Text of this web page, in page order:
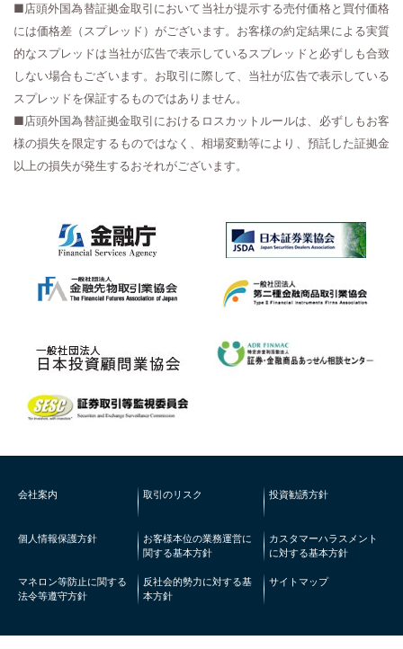
■店頭外国為替証拠金取引において当社が提示する売付価格と買付価格
には価格差（スプレッド）がございます。お客様の約定結果による実質
的なスプレッドは当社が広告で表示しているスプレッドと必ずしも合致
しない場合もございます。お取引に際して、当社が広告で表示している
スプレッドを保証するものではありません。
■店頭外国為替証拠金取引におけるロスカットルールは、必ずしもお客
様の損失を限定するものではなく、相場変動等により、預託した証拠金
以上の損失が発生するおそれがございます。
会社案内 取引のリスク 投資勧誘方針
個人情報保護方針
お客様本位の業務運営に
関する基本方針
カスタマーハラスメント
に対する基本方針
マネロン等防止に関する
法令等遵守方針
反社会的勢力に対する基
本方針
サイトマップ